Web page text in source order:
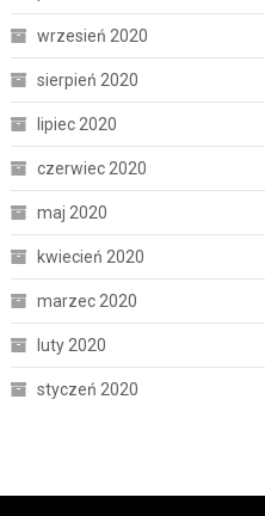
wrzesień 2020
sierpień 2020
lipiec 2020
czerwiec 2020
maj 2020
kwiecień 2020
marzec 2020
luty 2020
styczeń 2020